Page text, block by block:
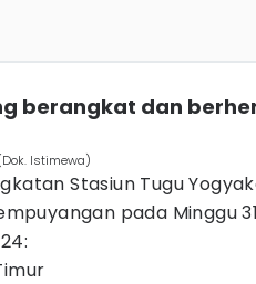
berangkat dan
Istimewa)
Stasiun Tugu
pada Minggu